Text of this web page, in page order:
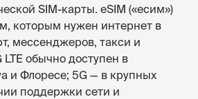
SIM-карты. eSIM («есим»)
которым нужен интернет в
мессенджеров, такси и
обычно доступен в
и Флоресе; 5G — в крупных
поддержки сети и